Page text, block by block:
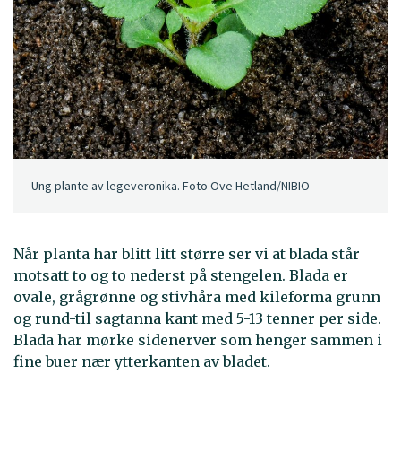
Ung plante av legeveronika. Foto Ove Hetland/NIBIO
Når planta har blitt litt større ser vi at blada står
motsatt to og to nederst på stengelen. Blada er
ovale, grågrønne og stivhåra med kileforma grunn
og rund-til sagtanna kant med 5-13 tenner per side.
Blada har mørke sidenerver som henger sammen i
fine buer nær ytterkanten av bladet.